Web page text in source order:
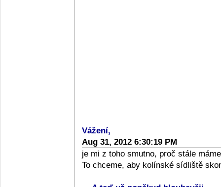
Vážení,
Aug 31, 2012 6:30:19 PM
je mi z toho smutno, proč stále
To chceme, aby kolínské sídliště